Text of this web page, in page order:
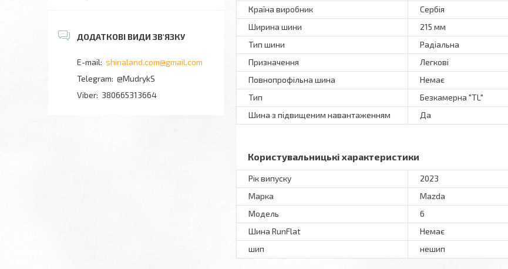
Країна виробник
Сербія
Ширина шини
215 мм
Тип шини
Радіальна
Призначення
Легкові
Повнопрофільна шина
Немає
Тип
Безкамерна "TL"
Шина з підвищеним навантаженням
Да
Користувальницькі характеристики
Рік випуску
2023
Марка
Mazda
Мoдель
6
Шина RunFlat
Немає
шип
нешип
shinaland.com@gmail.com
@MudrykS
380665313664